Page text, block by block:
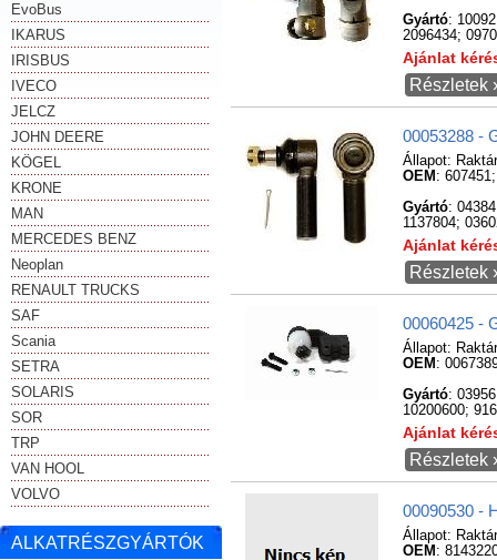
EvoBus
IKARUS
IRISBUS
IVECO
JELCZ
JOHN DEERE
KÖGEL
KRONE
MAN
MERCEDES BENZ
Neoplan
RENAULT TRUCKS
SAF
Scania
SETRA
SOLARIS
SOR
TRP
VAN HOOL
VOLVO
ALKATRÉSZGYÁRTÓK
Gyártó:
2096434;
Ajánlat
Részletek
00053288 -
Állapot:
OEM :
Gyártó:
1137804;
Ajánlat
Részletek
00060425 -
Állapot:
OEM :
Gyártó:
10200600;
Ajánlat
Részletek
00090530 -
Állapot:
OEM :